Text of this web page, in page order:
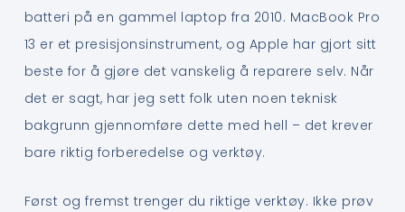
batteri på en gammel laptop fra 2010. MacBook Pro
13 er et presisjonsinstrument, og Apple har gjort sitt
beste for å gjøre det vanskelig å reparere selv. Når
det er sagt, har jeg sett folk uten noen teknisk
bakgrunn gjennomføre dette med hell – det krever
bare riktig forberedelse og verktøy.
Først og fremst trenger du riktige verktøy. Ikke prøv